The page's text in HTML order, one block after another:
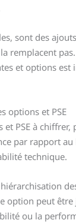
sont des
remplacent
et options est
options et PSE
PSE à chiffrer,
par rapport au
technique.
option peut être
ou la